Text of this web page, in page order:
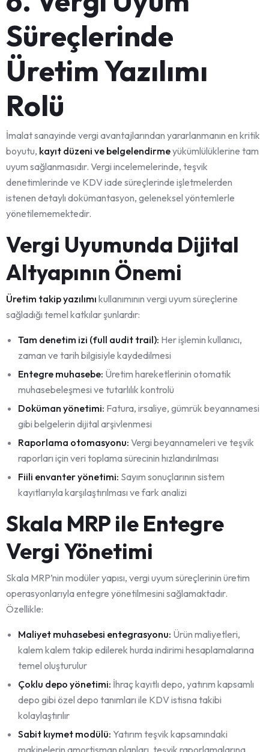
Süreçlerinde
Üretim Yazılımı
Rolü
İmalat sanayinde vergi avantajlarından yararlanmanın en kritik
boyutu, kayıt düzeni ve belgelendirmeyükümlülüklerine tam
uyum sağlanmasıdır. Vergi incelemelerinde, teşvik
denetimlerinde ve KDV iade süreçlerinde işletmelerden
istenen detaylı dokümantasyon, geleneksel yöntemlerle
yönetilememektedir.
Vergi Uyumunda Dijital
Altyapının Önemi
Üretim takip yazılımı kullanımının vergi uyum süreçlerine
sağladığı temel katkılar şunlardır:
Tam denetim izi (full audit trail): Her işlemin kullanıcı,
zaman ve tarih bilgisiyle kaydedilmesi
Entegre muhasebe: Üretim hareketlerinin otomatik
muhasebeleşmesi ve tutarlılık kontrolü
Doküman yönetimi: Fatura, irsaliye, gümrük beyannamesi
gibi belgelerin dijital arşivlenmesi
Raporlama otomasyonu: Vergi beyannameleri ve teşvik
raporları için veri toplama sürecinin hızlandırılması
Fiili envanter yönetimi: Sayım sonuçlarının sistem
kayıtlarıyla karşılaştırılması ve fark analizi
Skala MRP ile Entegre
Vergi Yönetimi
Skala MRP’nin modüler yapısı, vergi uyum süreçlerinin üretim
operasyonlarıyla entegre yönetilmesini sağlamaktadır.
Özellikle:
Maliyet muhasebesi entegrasyonu: Ürün maliyetleri,
kalem kalem takip edilerek hurda indirimi hesaplamalarına
temel oluşturulur
Çoklu depo yönetimi: İhraç kayıtlı depo, yatırım kapsamlı
depo gibi özel depo tanımları ile KDV istisna takibi
kolaylaştırılır
Sabit kıymet modülü: Yatırım teşvik kapsamındaki
makinelerin amortisman planları, teşvik raporlamalarına